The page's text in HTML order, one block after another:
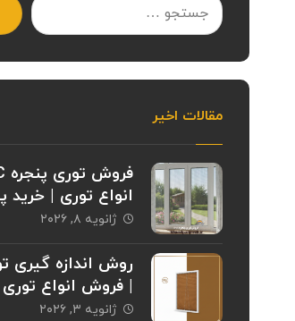
مقالات اخیر
انواع توری | خرید
ژانویه ۸, ۲۰۲۶
روش اندازه گیری
| فروش انواع
خریدپنجره
ژانویه ۳, ۲۰۲۶